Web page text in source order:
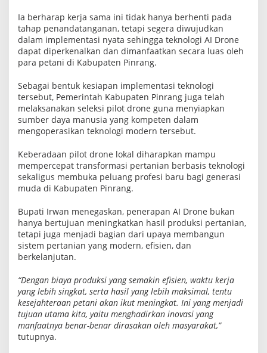
Ia berharap kerja sama ini tidak hanya berhenti pada
tahap penandatanganan, tetapi segera diwujudkan
dalam implementasi nyata sehingga teknologi AI Drone
dapat diperkenalkan dan dimanfaatkan secara luas oleh
para petani di Kabupaten Pinrang.
Sebagai bentuk kesiapan implementasi teknologi
tersebut, Pemerintah Kabupaten Pinrang juga telah
melaksanakan seleksi pilot drone guna menyiapkan
sumber daya manusia yang kompeten dalam
mengoperasikan teknologi modern tersebut.
Keberadaan pilot drone lokal diharapkan mampu
mempercepat transformasi pertanian berbasis teknologi
sekaligus membuka peluang profesi baru bagi generasi
muda di Kabupaten Pinrang.
Bupati Irwan menegaskan, penerapan AI Drone bukan
hanya bertujuan meningkatkan hasil produksi pertanian,
tetapi juga menjadi bagian dari upaya membangun
sistem pertanian yang modern, efisien, dan
berkelanjutan.
“Dengan biaya produksi yang semakin efisien, waktu kerja
yang lebih singkat, serta hasil yang lebih maksimal, tentu
kesejahteraan petani akan ikut meningkat. Ini yang menjadi
tujuan utama kita, yaitu menghadirkan inovasi yang
manfaatnya benar-benar dirasakan oleh masyarakat,”
tutupnya.